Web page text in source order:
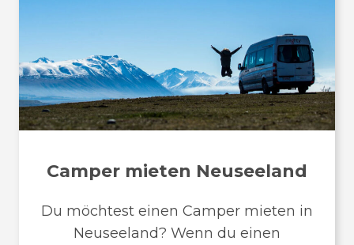
Camper mieten Neuseeland
Du möchtest einen Camper mieten in
Neuseeland? Wenn du einen